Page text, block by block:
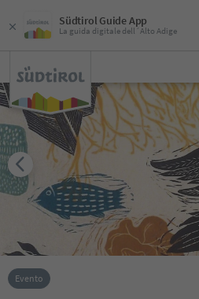
Südtirol Guide App
La guida digitale dell´Alto Adige
Evento